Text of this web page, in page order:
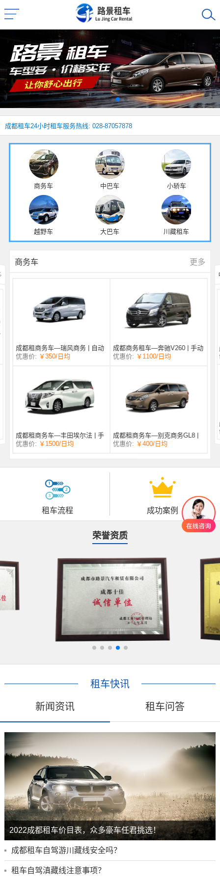
成都租车24小时租车服务热线: 028-87057878
商务车 中巴车 小轿车
越野车 大巴车 川藏租车
商务车 更多
成都租商务车—瑞风商务 | 自动
挡 | 7座
优惠价: ￥350/日均
成都商务租车—奔驰V260 | 手动
挡 |
优惠价: ￥1100/日均
成都租商务车—丰田埃尔法 | 手
自一体 |
优惠价: ￥1500/日均
成都租商务车—别克商务GL8 |
自动挡 | 7座
优惠价: ￥400/日均
租车流程 成功案例
荣誉资质
租车快讯
新闻资讯 租车问答
2022成都租车价目表，众多豪车任君挑选！
成都租车自驾游川藏线安全吗？
租车自驾滇藏线注意事项？